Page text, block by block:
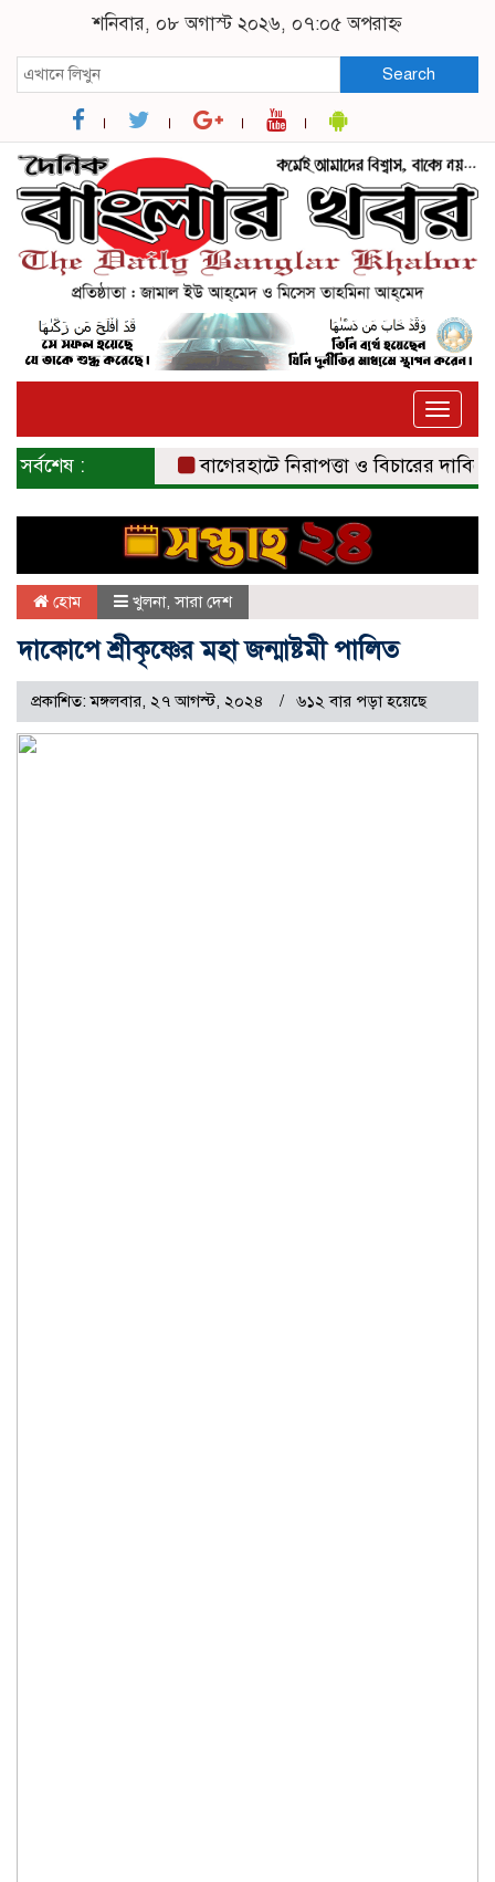
শনিবার, ০৮ অগাস্ট ২০২৬, ০৭:০৫ অপরাহ্ন
Search
Toggle
সর্বশেষ : বাগেরহাটে নিরাপত্তা ও বিচারের দাবিতে
হোম খুলনা,সারা দেশ
দাকোপে শ্রীকৃষ্ণের মহা জন্মাষ্টমী পালিত
প্রকাশিত: মঙ্গলবার, ২৭ আগস্ট, ২০২৪ ৬১২ বার পড়া হয়েছে